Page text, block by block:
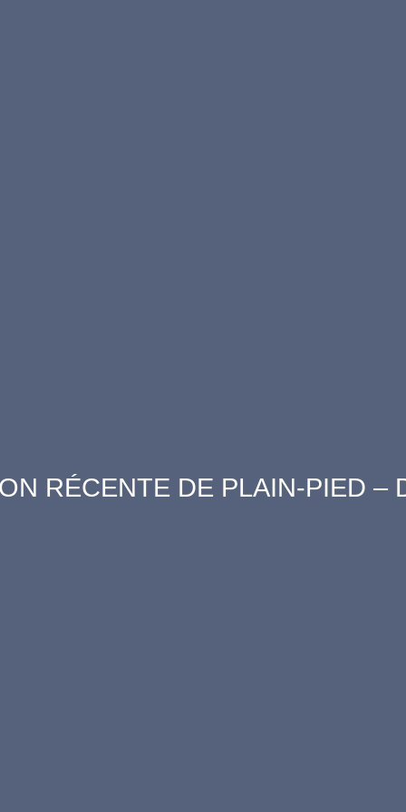
RÉCENTE DE PLAIN-PIED –